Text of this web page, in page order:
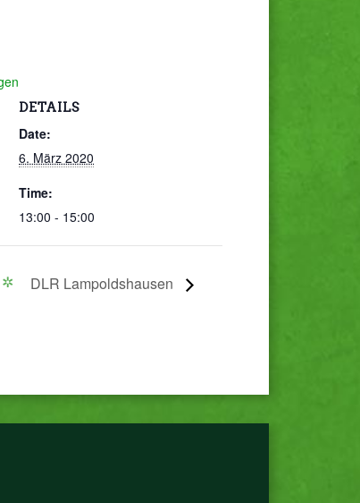
DETAILS
Date:
6. März 2020
Time:
13:00 - 15:00
DLR Lampoldshausen